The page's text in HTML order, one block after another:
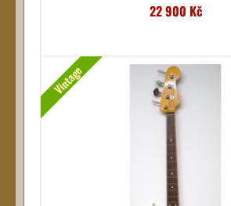
22 900 Kč
Vintage